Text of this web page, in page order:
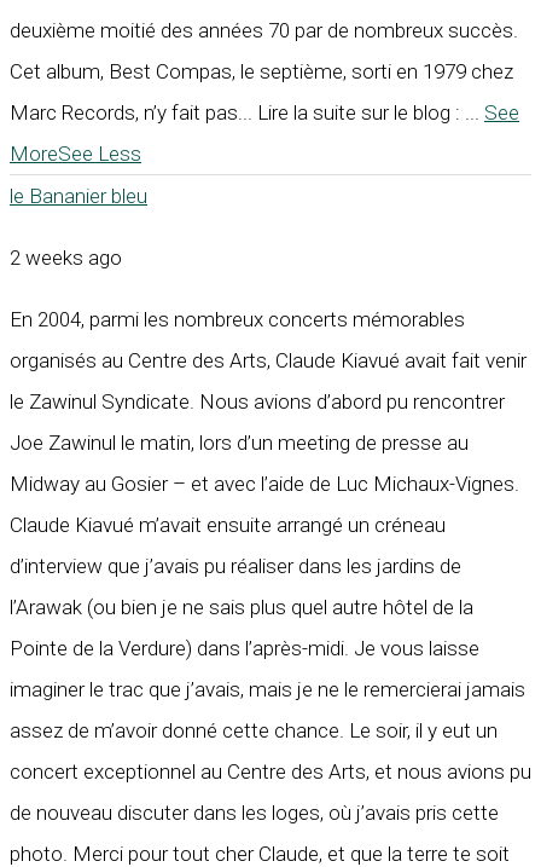
deuxième moitié des années 70 par de nombreux succès.
Cet album, Best Compas, le septième, sorti en 1979 chez
Marc Records, n’y fait pas... Lire la suite sur le blog :
See
MoreSee Less
le Bananier bleu
2 weeks ago
En 2004, parmi les nombreux concerts mémorables
organisés au Centre des Arts, Claude Kiavué avait fait venir
le Zawinul Syndicate. Nous avions d’abord pu rencontrer
Joe Zawinul le matin, lors d’un meeting de presse au
Midway au Gosier – et avec l’aide de Luc Michaux-Vignes.
Claude Kiavué m’avait ensuite arrangé un créneau
d’interview que j’avais pu réaliser dans les jardins de
l’Arawak (ou bien je ne sais plus quel autre hôtel de la
Pointe de la Verdure) dans l’après-midi. Je vous laisse
imaginer le trac que j’avais, mais je ne le remercierai jamais
assez de m’avoir donné cette chance. Le soir, il y eut un
concert exceptionnel au Centre des Arts, et nous avions pu
de nouveau discuter dans les loges, où j’avais pris cette
photo. Merci pour tout cher Claude, et que la terre te soit